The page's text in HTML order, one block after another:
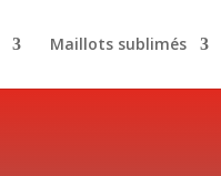
Maillots sublimés